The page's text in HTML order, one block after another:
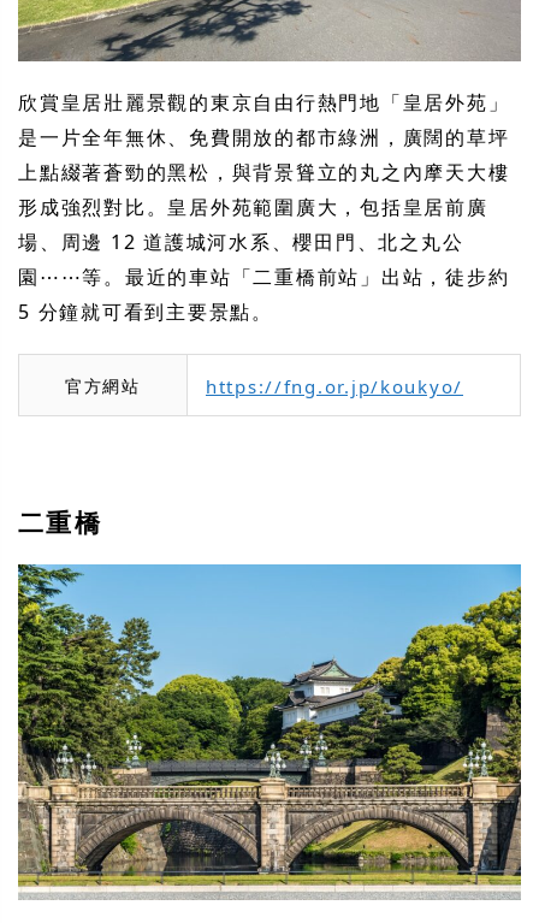
欣賞皇居壯麗景觀的東京自由行熱門地「皇居外苑」
是一片全年無休、免費開放的都市綠洲，廣闊的草坪
上點綴著蒼勁的黑松，與背景聳立的丸之內摩天大樓
形成強烈對比。皇居外苑範圍廣大，包括皇居前廣
場、周邊 12 道護城河水系、櫻田門、北之丸公
園⋯⋯等。最近的車站「二重橋前站」出站，徒步約
5 分鐘就可看到主要景點。
官方網站 https://fng.or.jp/koukyo/
二重橋